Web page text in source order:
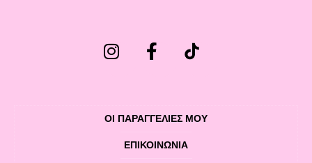
ΟΙ ΠΑΡΑΓΓΕΛΙΕΣ ΜΟΥ
ΕΠΙΚΟΙΝΩΝΊΑ